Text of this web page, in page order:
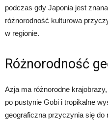
podczas gdy Japonia jest
różnorodność kulturowa
w regionie.
Różnorodność
Azja ma różnorodne
po pustynie Gobi i tropikalne
geograficzna przyczynia się do